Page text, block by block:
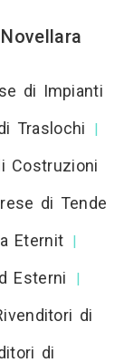
di Impianti
Traslochi |
Costruzioni
di Tende
Eternit |
Esterni |
di
di